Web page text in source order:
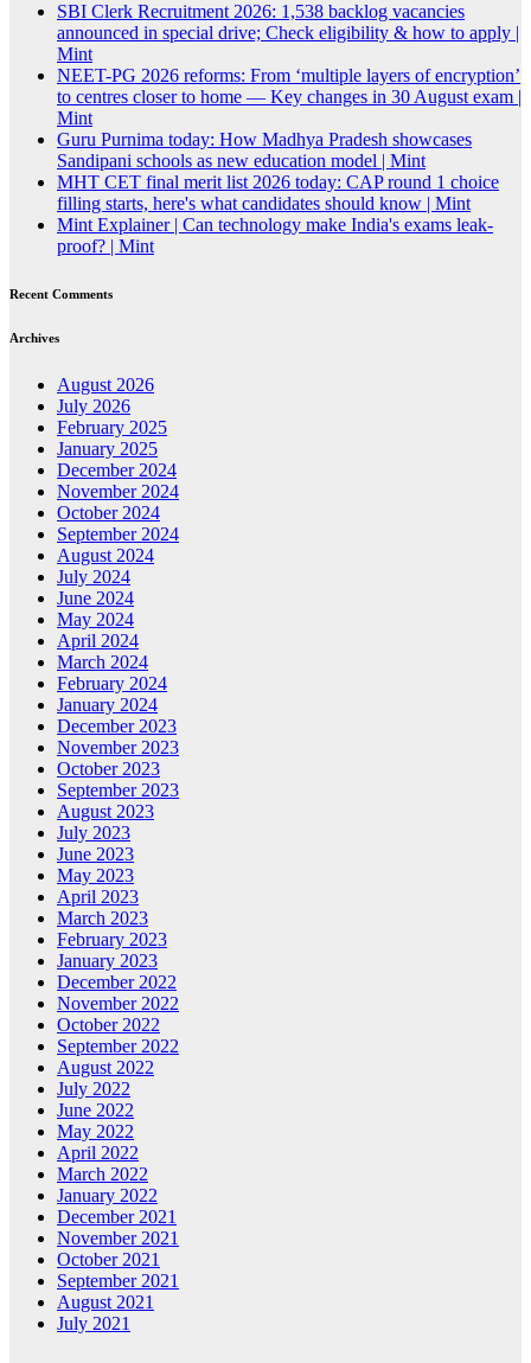
SBI Clerk Recruitment 2026: 1,538 backlog vacancies
announced in special drive; Check eligibility & how to apply |
Mint
NEET-PG 2026 reforms: From ‘multiple layers of encryption’
to centres closer to home — Key changes in 30 August exam |
Mint
Guru Purnima today: How Madhya Pradesh showcases
Sandipani schools as new education model | Mint
MHT CET final merit list 2026 today: CAP round 1 choice
filling starts, here's what candidates should know | Mint
Mint Explainer | Can technology make India's exams leak-
proof? | Mint
Recent Comments
Archives
August 2026
July 2026
February 2025
January 2025
December 2024
November 2024
October 2024
September 2024
August 2024
July 2024
June 2024
May 2024
April 2024
March 2024
February 2024
January 2024
December 2023
November 2023
October 2023
September 2023
August 2023
July 2023
June 2023
May 2023
April 2023
March 2023
February 2023
January 2023
December 2022
November 2022
October 2022
September 2022
August 2022
July 2022
June 2022
May 2022
April 2022
March 2022
January 2022
December 2021
November 2021
October 2021
September 2021
August 2021
July 2021